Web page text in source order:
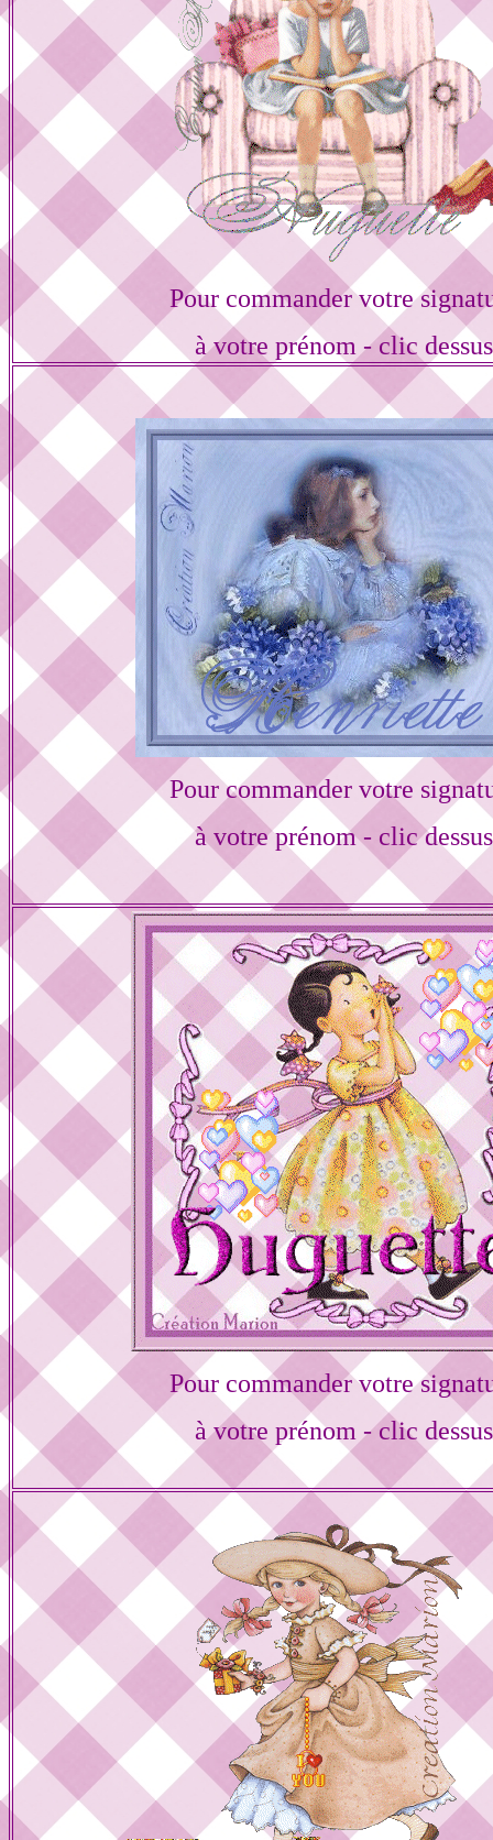
Pour commander votre
à votre prénom - clic dessus
Pour commander votre
à votre prénom - clic dessus
Pour commander votre
à votre prénom - clic dessus